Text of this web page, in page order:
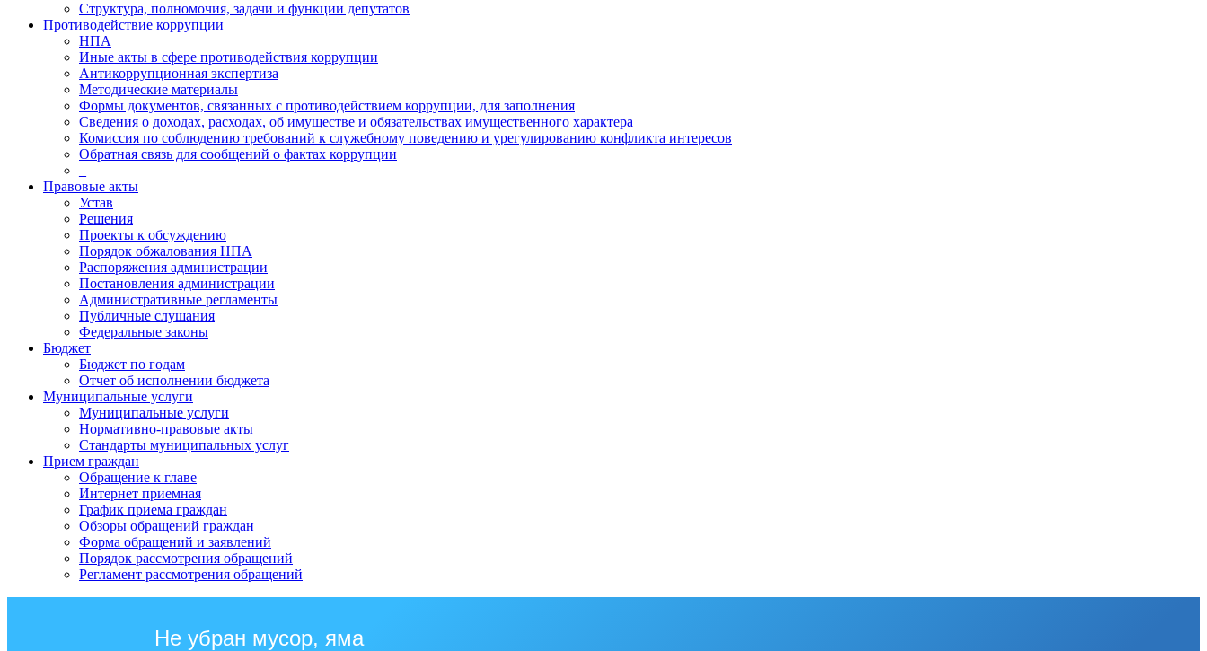
Структура, полномочия, задачи и функции депутатов
Противодействие коррупции
НПА
Иные акты в сфере противодействия коррупции
Антикоррупционная экспертиза
Методические материалы
Формы документов, связанных с противодействием коррупции, для заполнения
Сведения о доходах, расходах, об имуществе и обязательствах имущественного характера
Комиссия по соблюдению требований к служебному поведению и урегулированию конфликта интересов
Обратная связь для сообщений о фактах коррупции
Правовые акты
Устав
Решения
Проекты к обсуждению
Порядок обжалования НПА
Распоряжения администрации
Постановления администрации
Административные регламенты
Публичные слушания
Федеральные законы
Бюджет
Бюджет по годам
Отчет об исполнении бюджета
Муниципальные услуги
Муниципальные услуги
Нормативно-правовые акты
Стандарты муниципальных услуг
Прием граждан
Обращение к главе
Интернет приемная
График приема граждан
Обзоры обращений граждан
Форма обращений и заявлений
Порядок рассмотрения обращений
Регламент рассмотрения обращений
Не убран мусор, яма